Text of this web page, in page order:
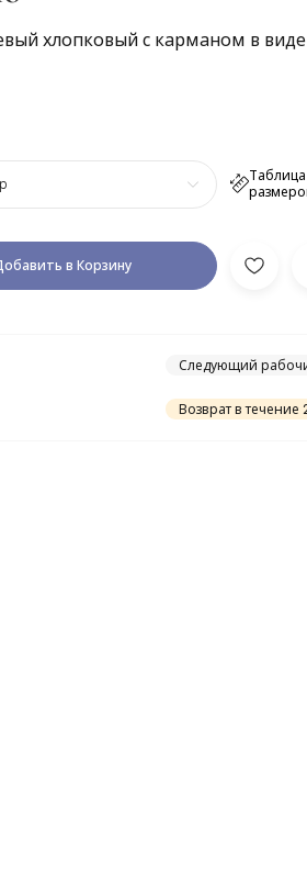
хлопковый с карманом в виде
Таблица
в Корзину
Следующий
Возврат в течение